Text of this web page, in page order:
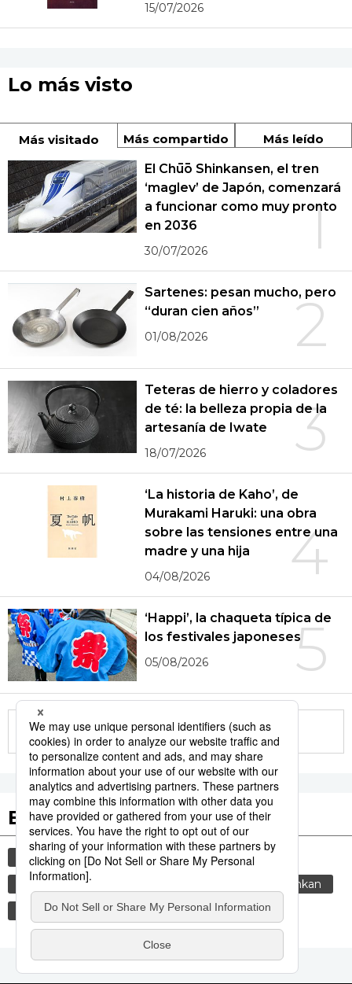
15/07/2026
Lo más visto
Más visitado Más compartido Más leído
1
El Chūō Shinkansen, el tren
‘maglev’ de Japón, comenzará
a funcionar como muy pronto
en 2036
30/07/2026
2
Sartenes: pesan mucho, pero
“duran cien años”
01/08/2026
3
Teteras de hierro y coladores
de té: la belleza propia de la
artesanía de Iwate
18/07/2026
4
‘La historia de Kaho’, de
Murakami Haruki: una obra
sobre las tensiones entre una
madre y una hija
04/08/2026
5
‘Happi’, la chaqueta típica de
los festivales japoneses
05/08/2026
More in this series
Etiquetas destacadas
cultura gastronomía vida
cortesía
comida
genkan
gastronomía japonesa
sociedad